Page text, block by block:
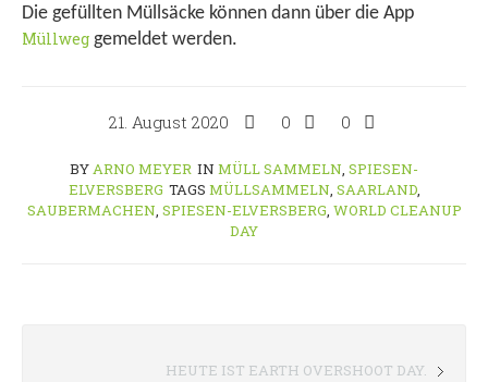
Die gefüllten Müllsäcke können dann über die App
Müllweg gemeldet werden.
21. August 2020 0 0
BYARNO MEYER IN MÜLL SAMMELN, SPIESEN-
ELVERSBERG TAGS MÜLLSAMMELN, SAARLAND,
SAUBERMACHEN, SPIESEN-ELVERSBERG, WORLD CLEANUP
DAY
HEUTE IST EARTH OVERSHOOT DAY.